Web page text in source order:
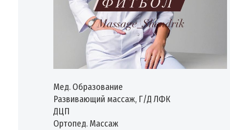
Мед. Образование
Развивающий массаж, Г/Д ЛФК
ДЦП
Ортопед. Массаж